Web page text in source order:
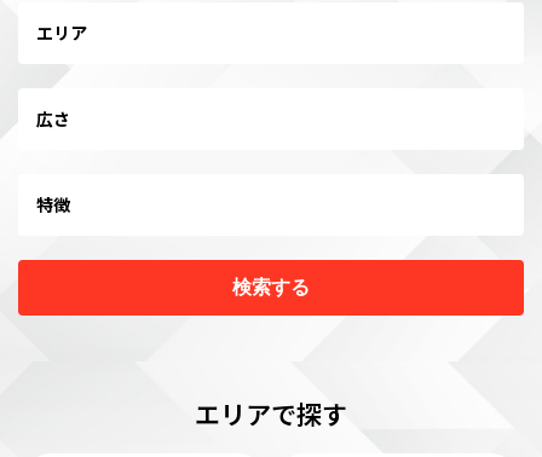
エリア
広さ
特徴
検索する
エリアで探す